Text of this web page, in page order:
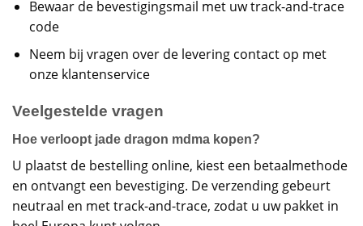
Bewaar de bevestigingsmail met uw track-and-trace
code
Neem bij vragen over de levering contact op met
onze klantenservice
Veelgestelde vragen
Hoe verloopt jade dragon mdma kopen?
U plaatst de bestelling online, kiest een betaalmethode
en ontvangt een bevestiging. De verzending gebeurt
neutraal en met track-and-trace, zodat u uw pakket in